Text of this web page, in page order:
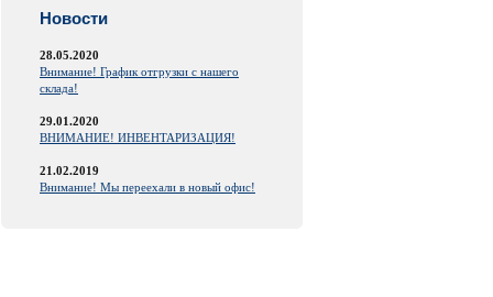
Новости
28.05.2020
Внимание! График отгрузки с нашего
склада!
29.01.2020
ВНИМАНИЕ! ИНВЕНТАРИЗАЦИЯ!
21.02.2019
Внимание! Мы переехали в новый офис!